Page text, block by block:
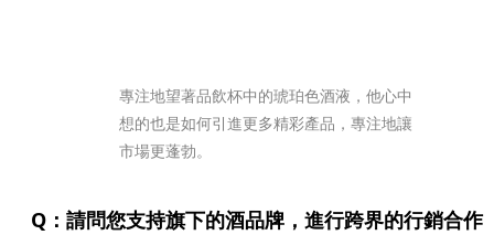
專注地望著品飲杯中的琥珀色酒液，他心中
想的也是如何引進更多精彩產品，專注地讓
市場更蓬勃。
Q：請問您支持旗下的酒品牌，進行跨界的行銷合作